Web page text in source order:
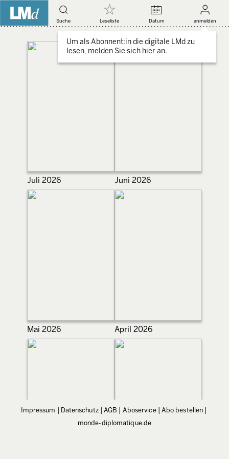
Suche Leseliste Datum anmelden
Um als Abonnent:in die digitale LMd zu
lesen, melden Sie sich hier an.
Juli 2026 Juni 2026
Mai 2026 April 2026
Impressum Datenschutz|AGB Aboservice| Abo bestellen
monde-diplomatique.de